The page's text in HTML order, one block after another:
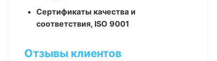
Сертификаты качества и
соответствия, ISO 9001
Отзывы клиентов